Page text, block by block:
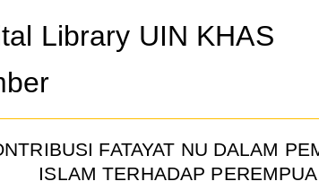
Library UIN KHAS
FATAYAT NU DALAM
ISLAM TERHADAP